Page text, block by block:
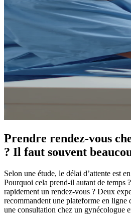
Prendre rendez-vous
? Il faut souvent
Selon une étude, le délai d’attente est
Pourquoi cela prend-il autant de temps
rapidement un rendez-vous ? Deux
recommandent une plateforme en ligne
une consultation chez un gynécologue